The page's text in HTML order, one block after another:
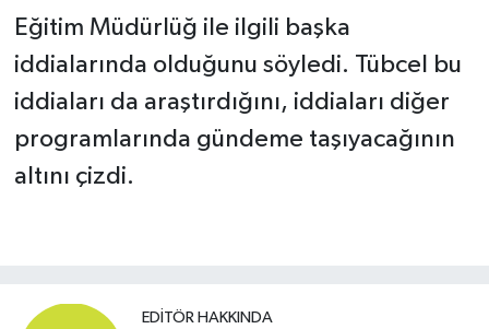
Eğitim Müdürlüğ ile ilgili başka
iddialarında olduğunu söyledi. Tübcel bu
iddiaları da araştırdığını, iddiaları diğer
programlarında gündeme taşıyacağının
altını çizdi.
EDITÖR HAKKINDA